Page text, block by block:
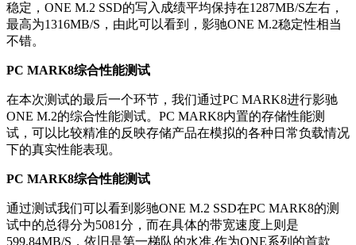
稳定，ONE M.2 SSD的写入成绩平均保持在1287MB/S左右，
最高为1316MB/S，由此可以看到，影驰ONE M.2稳定性相当
不错。
PC MARK8综合性能测试
在本次测试的最后一个环节，我们通过PC MARK8进行影驰
ONE M.2的综合性能测试。PC MARK8内置的存储性能测
试，可以比较精准的反映存储产品在模拟的各种日常负载情况
下的真实性能表现。
PC MARK8综合性能测试
通过测试我们可以看到影驰ONE M.2 SSD在PC MARK8的测
试中的总得分为5081分，而在具体的带宽速度上则是
599.84MB/S，依旧是第一梯队的水准,作为ONE系列的首款